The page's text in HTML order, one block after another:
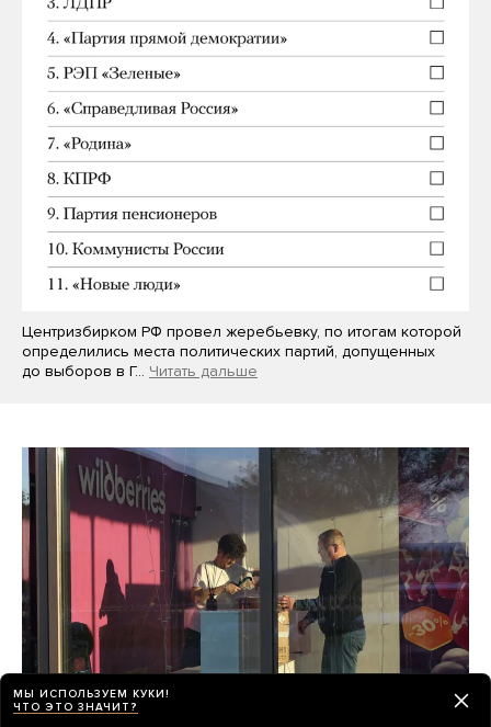
Центризбирком РФ провел жеребьевку, по итогам которой
определились места политических партий, допущенных
до выборов в Г… Читать дальше
МЫ ИСПОЛЬЗУЕМ КУКИ!
ЧТО ЭТО ЗНАЧИТ?